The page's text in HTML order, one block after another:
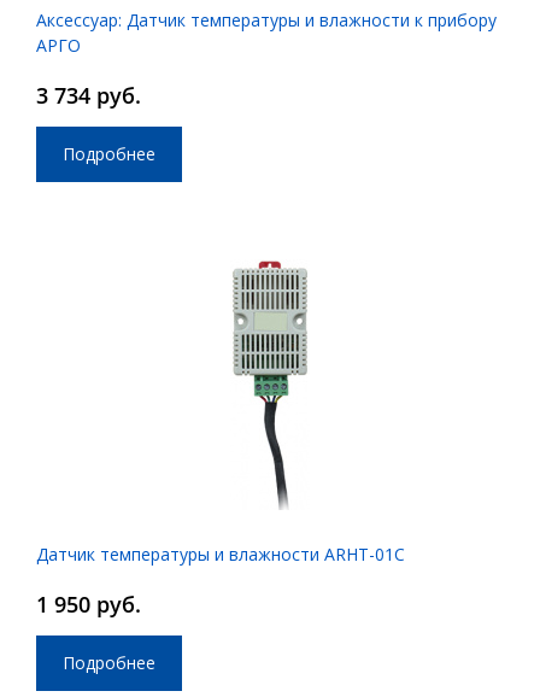
Аксессуар: Датчик температуры и влажности к прибору
АРГО
3 734 руб.
Подробнее
Датчик температуры и влажности ARHT-01C
1 950 руб.
Подробнее